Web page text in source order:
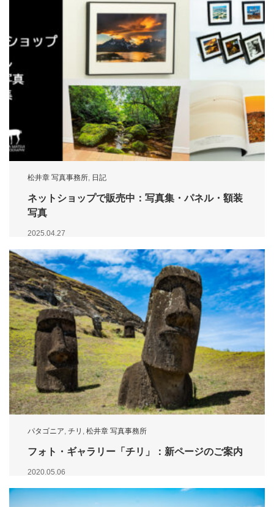
松井章 写真事務所, 日記
ネットショップで販売中：写真集・パネル・額装
写真
2025.04.27
パタゴニア, チリ , 松井章 写真事務所
フォト・ギャラリー「チリ」：新ページのご案内
2020.05.06